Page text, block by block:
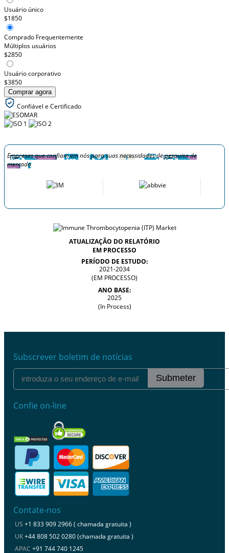
Usuário único
$1850
Comprado Frequentemente
Múltiplos usuários
$2850
Usuário corporativo
$3850
Comprar agora
Confiável e Certificado
Empresas que confiam em nós para suas necessidades de pesquisa de
mercado
ATUALIZAÇÃO DO RELATÓRIO
EM PROCESSO
PERÍODO DE ESTUDO:
2021-2034
(EM PROCESSO)
ANO BASE:
2025
(In Process)
Subscrever boletim de notícias
Submeter
Confie on-line
Contate-nos
US +1 833 909 2966 ( chamada gratuita )
UK+44 808 502 0280 (chamada gratuita )
APAC +91 744 740 1245